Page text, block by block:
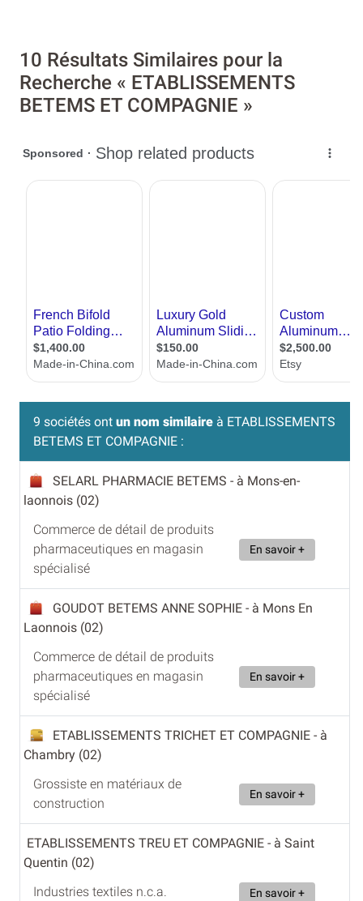
10 Résultats Similaires pour la
Recherche « ETABLISSEMENTS
BETEMS ET COMPAGNIE »
9 sociétés ont un nom similaire à ETABLISSEMENTS
BETEMS ET COMPAGNIE :
SELARL PHARMACIE BETEMS - à Mons-en-
laonnois (02)
Commerce de détail de produits
pharmaceutiques en magasin
spécialisé
En savoir +
GOUDOT BETEMS ANNE SOPHIE - à Mons En
Laonnois (02)
Commerce de détail de produits
pharmaceutiques en magasin
spécialisé
En savoir +
ETABLISSEMENTS TRICHET ET COMPAGNIE - à
Chambry (02)
Grossiste en matériaux de
construction
En savoir +
ETABLISSEMENTS TREU ET COMPAGNIE - à Saint
Quentin (02)
Industries textiles n.c.a.
En savoir +